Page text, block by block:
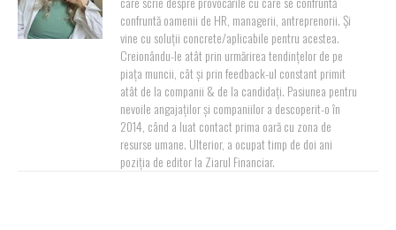
confruntă oamenii de HR, managerii, antreprenorii. Și
vine cu soluții concrete/aplicabile pentru acestea.
Creionându-le atât prin urmărirea tendințelor de pe
piața muncii, cât și prin feedback-ul constant primit
atât de la companii & de la candidați. Pasiunea pentru
nevoile angajaților și companiilor a descoperit-o în
2014, când a luat contact prima oară cu zona de
resurse umane. Ulterior, a ocupat timp de doi ani
poziția de editor la Ziarul Financiar.